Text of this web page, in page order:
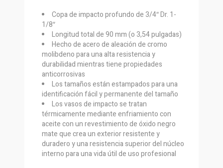
Copa de impacto profundo de 3/4″ Dr. 1-
1/8″
Longitud total de 90 mm (o 3,54 pulgadas)
Hecho de acero de aleación de cromo
molibdeno para una alta resistencia y
durabilidad mientras tiene propiedades
anticorrosivas
Los tamaños están estampados para una
identificación fácil y permanente del tamaño
Los vasos de impacto se tratan
térmicamente mediante enfriamiento con
aceite con un revestimiento de óxido negro
mate que crea un exterior resistente y
duradero y una resistencia superior del núcleo
interno para una vida útil de uso profesional